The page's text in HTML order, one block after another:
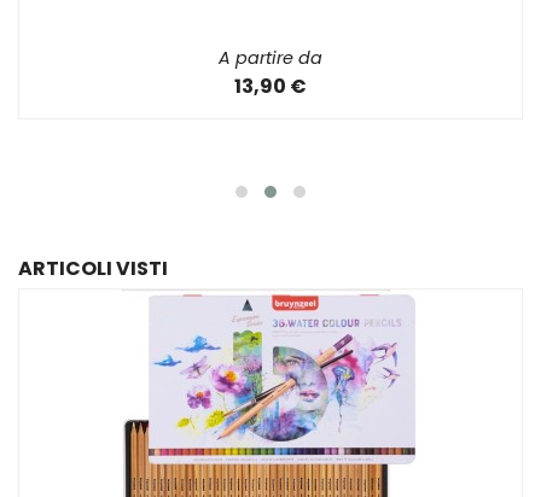
A partire da
13,90 €
ARTICOLI VISTI